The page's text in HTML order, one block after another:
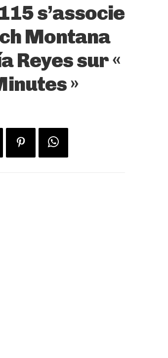
s’associe
Montana
Reyes sur «
»